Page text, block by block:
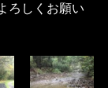
ろしくお願い